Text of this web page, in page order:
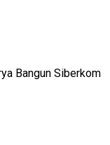
Bangun Siberkom